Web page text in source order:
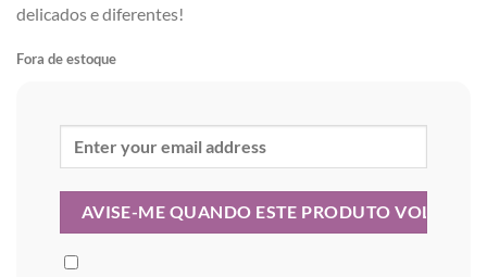
delicados e diferentes!
Fora de estoque